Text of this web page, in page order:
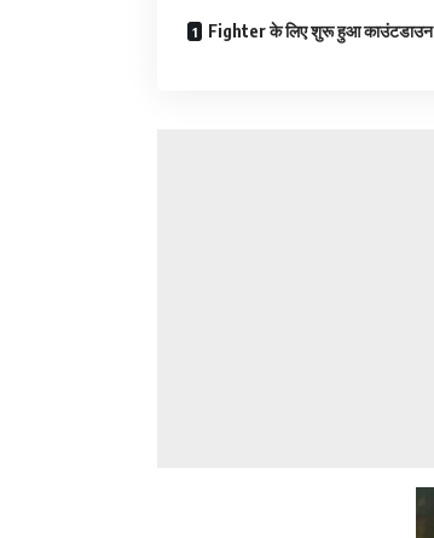
Fighter के लिए शुरू हुआ काउंटडाउन